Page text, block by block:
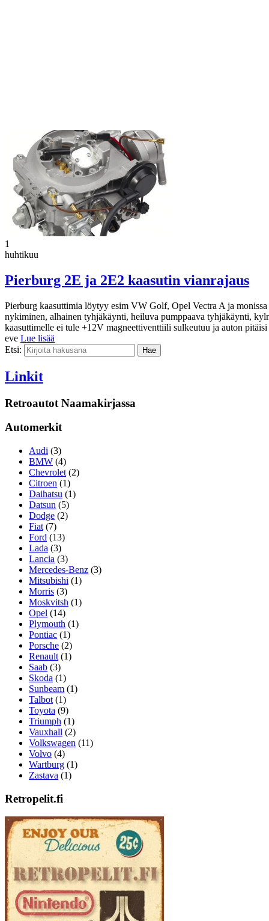
1
huhtikuu
Pierburg 2E ja 2E2 kaasutin vianrajaus
Pierburg kaasuttimia löytyy esim VW Golf, Opel Vectra A ja
nykiminen, alhainen tyhjäkäynti, heiluva pumppaava tyhjäkäynti,
kaasuttimelle ei tule +12V magneettiventtiili sulkeutuu ja auton
eve Lue lisää
Etsi:
Linkit
Retroautot Naamakirjassa
Automerkit
Audi (3)
BMW (4)
Chevrolet (2)
Citroen (1)
Daihatsu (1)
Datsun (5)
Dodge (2)
Fiat (7)
Ford (13)
Lada (3)
Lancia (3)
Mercedes-Benz (3)
Mitsubishi (1)
Morris (3)
Moskvitsh (1)
Opel (14)
Plymouth (1)
Pontiac (1)
Porsche (2)
Renault (1)
Saab (3)
Skoda (1)
Sunbeam (1)
Talbot (1)
Toyota (9)
Triumph (1)
Vauxhall (2)
Volkswagen (11)
Volvo (4)
Wartburg (1)
Zastava (1)
Retropelit.fi